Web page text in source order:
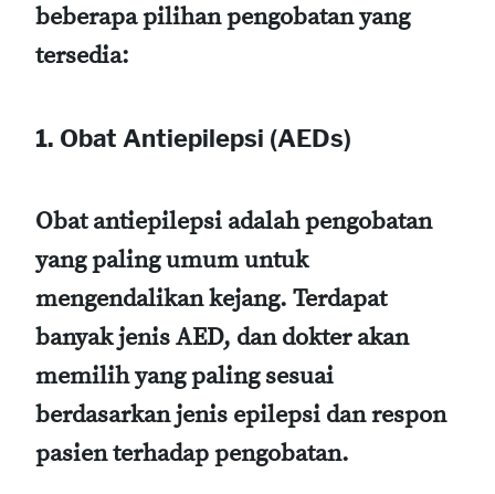
beberapa pilihan pengobatan yang
tersedia:
1. Obat Antiepilepsi (AEDs)
Obat antiepilepsi adalah pengobatan
yang paling umum untuk
mengendalikan kejang. Terdapat
banyak jenis AED, dan dokter akan
memilih yang paling sesuai
berdasarkan jenis epilepsi dan respon
pasien terhadap pengobatan.